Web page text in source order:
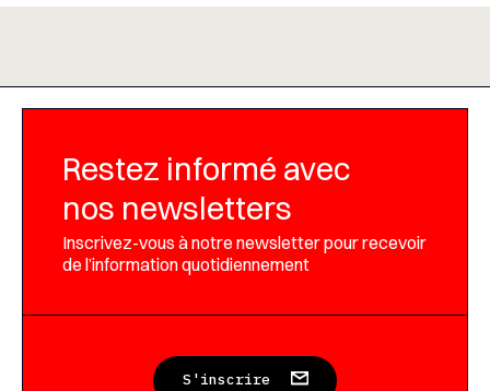
Restez informé avec
nos newsletters
Inscrivez-vous à notre newsletter pour recevoir
de l’information quotidiennement
S'inscrire